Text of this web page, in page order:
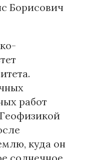
Борисович
работ
куда он